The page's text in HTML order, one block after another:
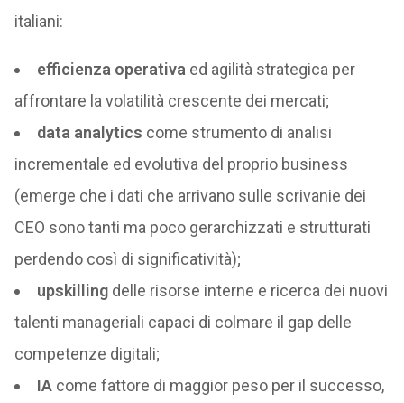
italiani:
efficienza operativa ed agilità strategica per
affrontare la volatilità crescente dei mercati;
data analytics come strumento di analisi
incrementale ed evolutiva del proprio business
(emerge che i dati che arrivano sulle scrivanie dei
CEO sono tanti ma poco gerarchizzati e strutturati
perdendo così di significatività);
upskillingdelle risorse interne e ricerca dei nuovi
talenti manageriali capaci di colmare il gap delle
competenze digitali;
IAcome fattore di maggior peso per il successo,